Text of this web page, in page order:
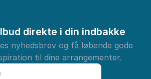
direkte i din indbakke
nyhedsbrev og få løbende gode
til dine arrangementer.